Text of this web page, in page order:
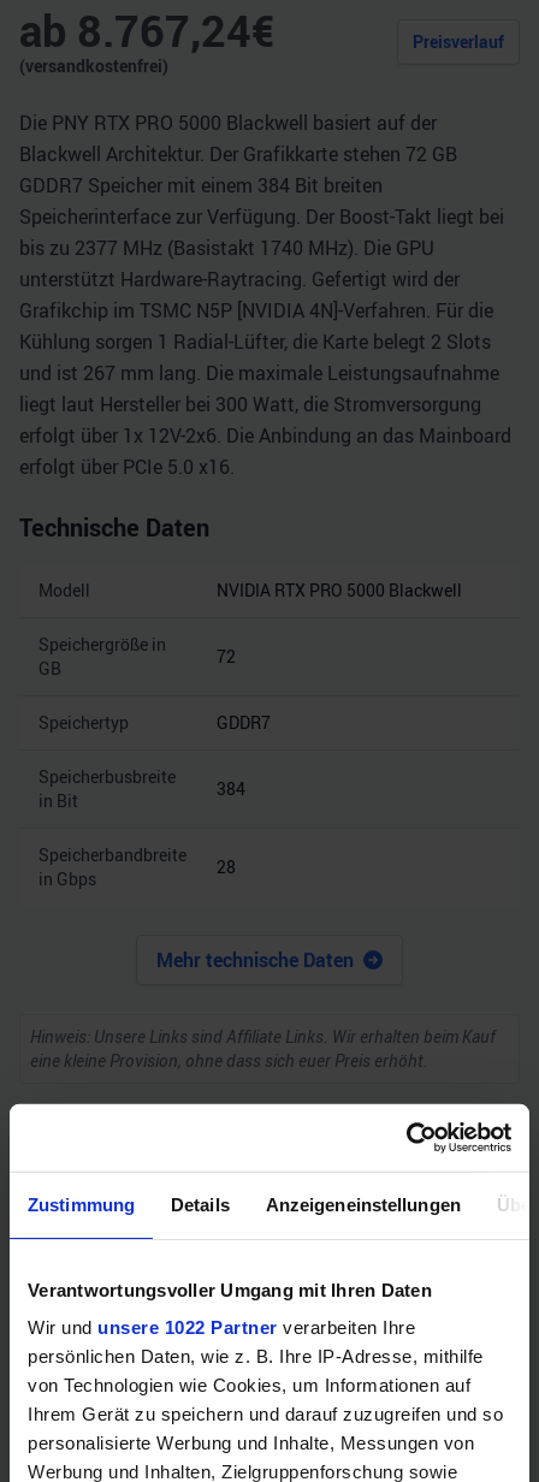
Zustimmung Details Anzeigeneinstellungen
Verantwortungsvoller Umgang mit Ihren Daten
Wir und unsere 1022 Partner verarbeiten Ihre
persönlichen Daten, wie z. B. Ihre IP-Adresse, mithilfe
von Technologien wie Cookies, um Informationen auf
Ihrem Gerät zu speichern und darauf zuzugreifen und so
personalisierte Werbung und Inhalte, Messungen von
Werbung und Inhalten, Zielgruppenforschung sowie
ab 8.767,24€
(versandkostenfrei)
Preisverlauf
Die PNY RTX PRO 5000 Blackwell basiert auf der
Blackwell Architektur. Der Grafikkarte stehen 72 GB
GDDR7 Speicher mit einem 384 Bit breiten
Speicherinterface zur Verfügung. Der Boost-Takt liegt bei
bis zu 2377 MHz (Basistakt 1740 MHz). Die GPU
unterstützt Hardware-Raytracing. Gefertigt wird der
Grafikchip im TSMC N5P [NVIDIA 4N]-Verfahren. Für die
Kühlung sorgen 1 Radial-Lüfter, die Karte belegt 2 Slots
und ist 267 mm lang. Die maximale Leistungsaufnahme
liegt laut Hersteller bei 300 Watt, die Stromversorgung
erfolgt über 1x 12V-2x6. Die Anbindung an das Mainboard
erfolgt über PCIe 5.0 x16.
Technische Daten
Modell NVIDIA RTX PRO 5000 Blackwell
Speichergröße in
GB
72
Speichertyp GDDR7
Speicherbusbreite
in Bit
384
Speicherbandbreite
in Gbps
28
Mehr technische Daten
Hinweis: Unsere Links sind Affiliate Links. Wir erhalten beim Kauf
eine kleine Provision, ohne dass sich euer Preis erhöht.
GEWINNSPIEL
Gewinne einen MSI Gaming PC mit RTX 5070
Ti!!
Bis zum 21. August hast du die Chance, bei unserem